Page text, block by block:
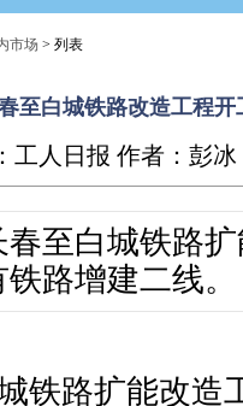
市场 > 列表
至白城铁路改造工程开
工人日报 作者：彭冰
春至白城铁路
路增建二线。
路扩能改造